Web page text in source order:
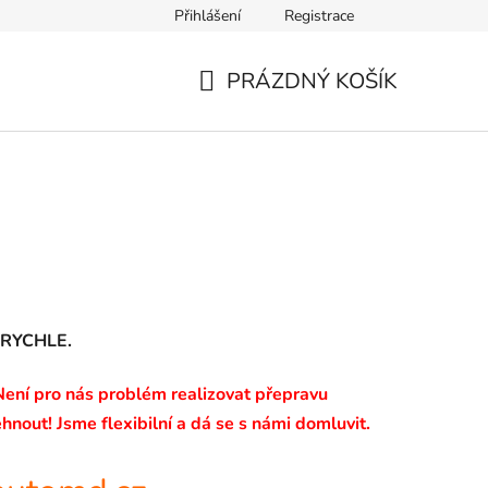
Přihlášení Registrace
PRÁZDNÝ KOŠÍK
pro nás problém realizovat přepravu
Jsme flexibilní a dá se s námi domluvit.